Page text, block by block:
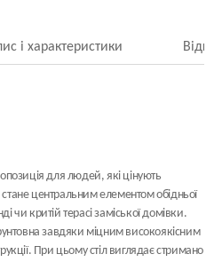
і характеристики
для людей, які цінують
стане центральним елементом обідньої
чи критій терасі заміської домівки.
завдяки міцним високоякісним
При цьому стіл виглядає стримано